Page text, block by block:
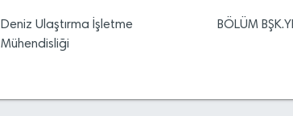
Deniz Ulaştırma İşletme
Mühendisliği
BÖLÜM